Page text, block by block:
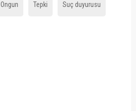
Tepki Suç duyurusu